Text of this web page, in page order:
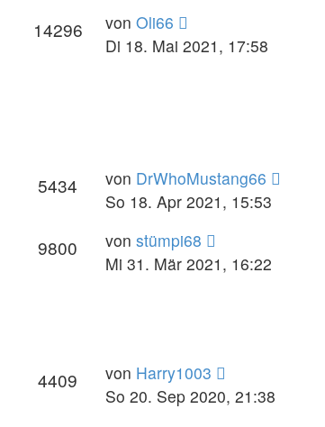
14296 von Oli66
Di 18. Mai 2021, 17:58
5434 von DrWhoMustang66
So 18. Apr 2021, 15:53
9800 von stümpi68
Mi 31. Mär 2021, 16:22
4409 von Harry1003
So 20. Sep 2020, 21:38